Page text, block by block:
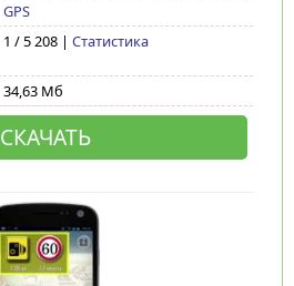
GPS
1 / 5 208 | Статистика
34,63 Мб
СКАЧАТЬ